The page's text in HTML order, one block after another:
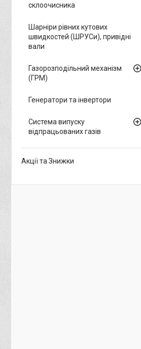
склоочисника
Шарніри рівних кутових
швидкостей (ШРУСи), привідні
вали
Газорозподільний механізм
(ГРМ)
Генератори та інвертори
Система випуску
відпрацьованих газів
Акції та Знижки